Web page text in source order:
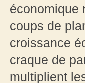
économique
coups de
croissance
craque de
multiplient